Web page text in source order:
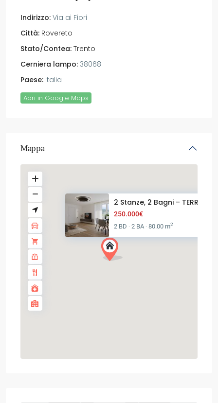
Indirizzo: Via ai Fiori
Città: Rovereto
Stato/Contea: Trento
Cerniera lampo: 38068
Paese: Italia
Apri in Google Maps
Mappa
2 Stanze, 2 Bagni – TERRAZZA
250.000€
2 BD · 2 BA · 80.00 m2